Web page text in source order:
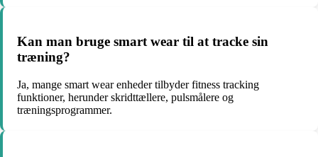
Kan man bruge smart wear til at tracke sin
træning?
Ja, mange smart wear enheder tilbyder fitness tracking
funktioner, herunder skridttællere, pulsmålere og
træningsprogrammer.